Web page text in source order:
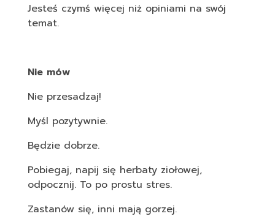
Jesteś czymś więcej niż opiniami na swój
temat.
Nie mów
Nie przesadzaj!
Myśl pozytywnie.
Będzie dobrze.
Pobiegaj, napij się herbaty ziołowej,
odpocznij. To po prostu stres.
Zastanów się, inni mają gorzej.